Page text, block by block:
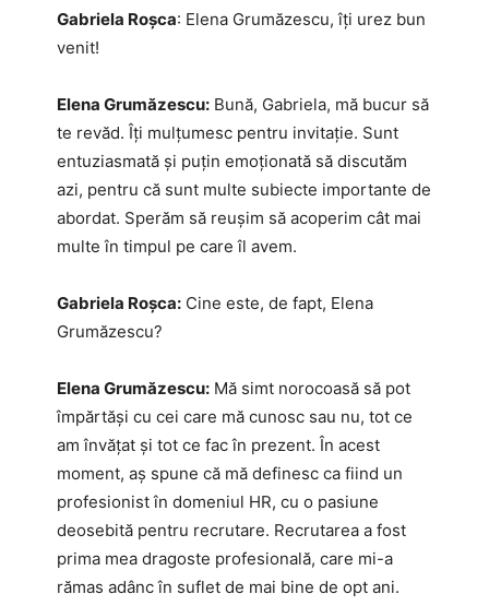
Gabriela Roșca: Elena Grumăzescu, îți urez bun
venit!
Elena Grumăzescu: Bună, Gabriela, mă bucur să
te revăd. Îți mulțumesc pentru invitație. Sunt
entuziasmată și puțin emoționată să discutăm
azi, pentru că sunt multe subiecte importante de
abordat. Sperăm să reușim să acoperim cât mai
multe în timpul pe care îl avem.
Gabriela Roșca: Cine este, de fapt, Elena
Grumăzescu?
Elena Grumăzescu: Mă simt norocoasă să pot
împărtăși cu cei care mă cunosc sau nu, tot ce
am învățat și tot ce fac în prezent. În acest
moment, aș spune că mă definesc ca fiind un
profesionist în domeniul HR, cu o pasiune
deosebită pentru recrutare. Recrutarea a fost
prima mea dragoste profesională, care mi-a
rămas adânc în suflet de mai bine de opt ani.